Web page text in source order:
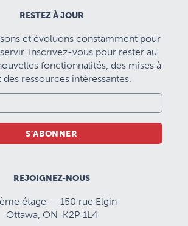
RESTEZ À JOUR
et évoluons constamment pour
Inscrivez-vous pour rester au
fonctionnalités, des mises à
des ressources intéressantes.
S'ABONNER
REJOIGNEZ-NOUS
étage — 150 rue Elgin
Ottawa, ON K2P 1L4